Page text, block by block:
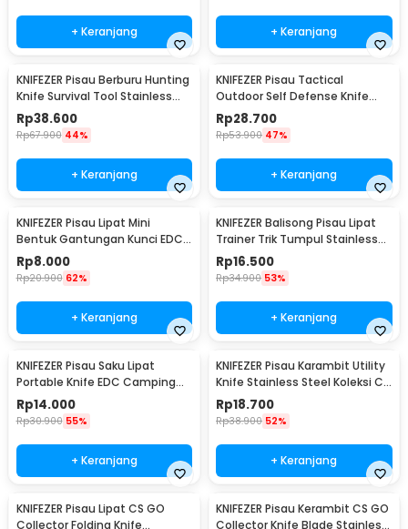
+ Keranjang + Keranjang
KNIFEZER Pisau Berburu Hunting
Knife Survival Tool Stainless
Steel - BUCK076
Rp38.600
Rp67.900 44%
+ Keranjang
KNIFEZER Pisau Tactical
Outdoor Self Defense Knife
Stainless Steel - D578M
Rp28.700
Rp53.900 47%
+ Keranjang
KNIFEZER Pisau Lipat Mini
Bentuk Gantungan Kunci EDC
Stainless Steel - MKE13
Rp8.000
Rp20.900 62%
+ Keranjang
KNIFEZER Balisong Pisau Lipat
Trainer Trik Tumpul Stainless
Steel - C27
Rp16.500
Rp34.900 53%
+ Keranjang
KNIFEZER Pisau Saku Lipat
Portable Knife EDC Camping
Survival Steel - CS-ZDD01
Rp14.000
Rp30.900 55%
+ Keranjang
KNIFEZER Pisau Karambit Utility
Knife Stainless Steel Koleksi CS
GO - H12
Rp18.700
Rp38.900 52%
+ Keranjang
KNIFEZER Pisau Lipat CS GO
Collector Folding Knife
KNIFEZER Pisau Kerambit CS GO
Collector Knife Blade Stainless